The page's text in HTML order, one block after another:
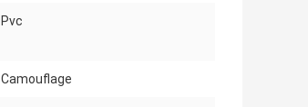
Pvc
Camouflage